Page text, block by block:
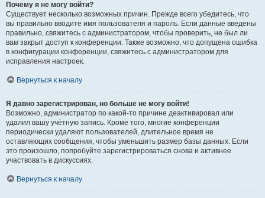
Почему я не могу войти?
Существует несколько возможных причин. Прежде всего убедитесь, что
вы правильно вводите имя пользователя и пароль. Если данные введены
правильно, свяжитесь с администратором, чтобы проверить, не был ли
вам закрыт доступ к конференции. Также возможно, что допущена ошибка
в конфигурации конференции, свяжитесь с администратором для
исправления настроек.
Вернуться к началу
Я давно зарегистрирован, но больше не могу войти!
Возможно, администратор по какой-то причине деактивировал или
удалил вашу учётную запись. Кроме того, многие конференции
периодически удаляют пользователей, длительное время не
оставляющих сообщения, чтобы уменьшить размер базы данных. Если
это произошло, попробуйте зарегистрироваться снова и активнее
участвовать в дискуссиях.
Вернуться к началу